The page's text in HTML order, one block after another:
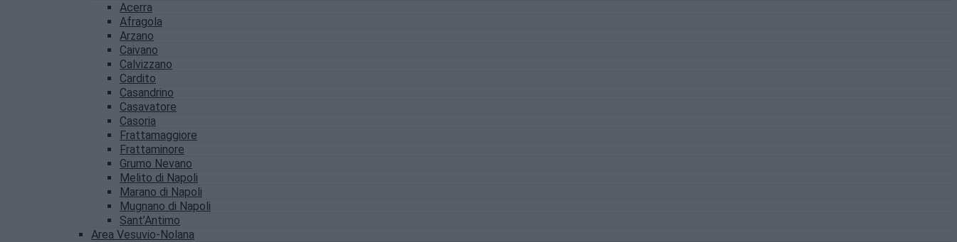
Acerra
Afragola
Arzano
Caivano
Calvizzano
Cardito
Casandrino
Casavatore
Casoria
Frattamaggiore
Frattaminore
Grumo Nevano
Melito di Napoli
Marano di Napoli
Mugnano di Napoli
Sant’Antimo
Area Vesuvio-Nolana